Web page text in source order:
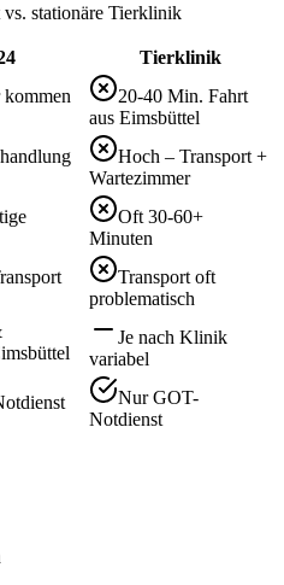
stationäre Tierklinik
Tierklinik
20-40 Min. Fahrt
aus Eimsbüttel
Hoch – Transport +
Wartezimmer
Oft 30-60+
Minuten
Transport oft
problematisch
Je nach Klinik
variabel
Nur GOT-
Notdienst